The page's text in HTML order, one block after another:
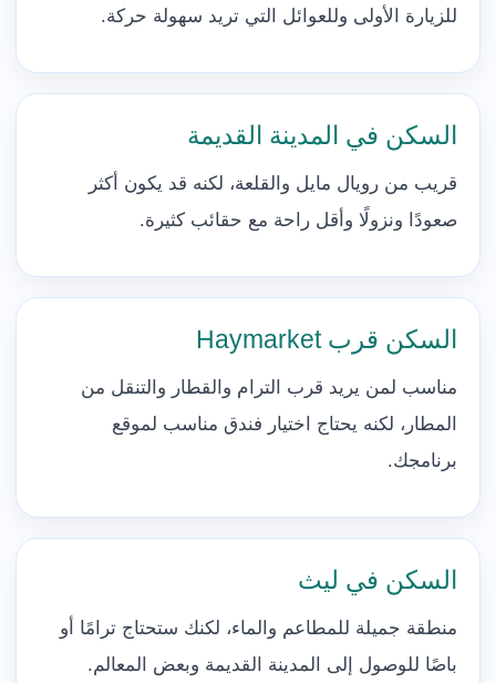
للزيارة الأولى وللعوائل التي تريد سهولة حركة.
السكن في المدينة القديمة
قريب من رويال مايل والقلعة، لكنه قد يكون أكثر
صعودًا ونزولًا وأقل راحة مع حقائب كثيرة.
السكن قرب Haymarket
مناسب لمن يريد قرب الترام والقطار والتنقل من
المطار، لكنه يحتاج اختيار فندق مناسب لموقع
برنامجك.
السكن في ليث
منطقة جميلة للمطاعم والماء، لكنك ستحتاج ترامًا أو
باصًا للوصول إلى المدينة القديمة وبعض المعالم.